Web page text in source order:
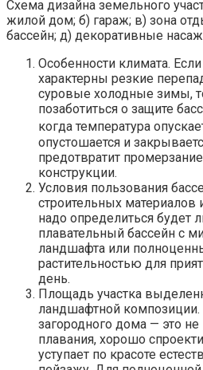
Схема дизайна земельного
жилой дом; б) гараж; в) зона
бассейн; д) декоративные
Особенности климата.
характерны резкие
суровые холодные зимы,
позаботиться о защите
когда температура
опустошается и
предотвратит
конструкции.
Условия пользования
строительных материалов
надо определиться будет
плавательный бассейн с
ландшафта или
растительностью для
день.
Площадь участка
ландшафтной композиции.
загородного дома — это
плавания, хорошо
уступает по красоте